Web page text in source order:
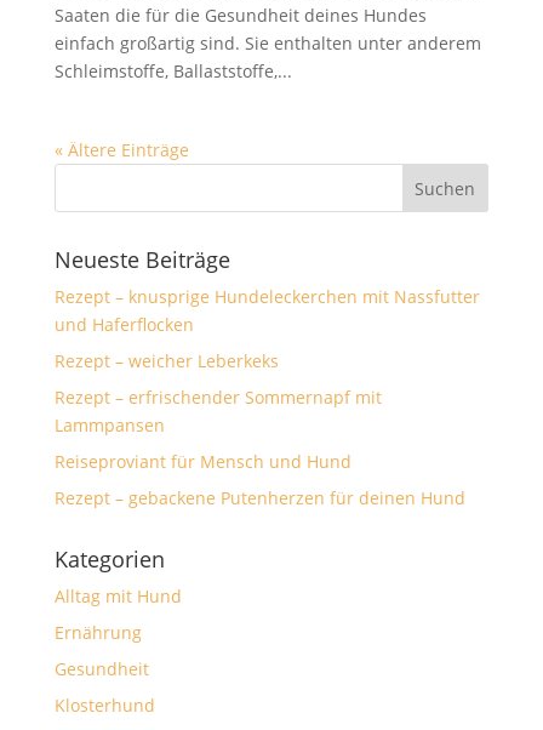
Saaten die für die Gesundheit deines Hundes
einfach großartig sind. Sie enthalten unter anderem
Schleimstoffe, Ballaststoffe,...
« Ältere Einträge
Neueste Beiträge
Rezept – knusprige Hundeleckerchen mit Nassfutter
und Haferflocken
Rezept – weicher Leberkeks
Rezept – erfrischender Sommernapf mit
Lammpansen
Reiseproviant für Mensch und Hund
Rezept – gebackene Putenherzen für deinen Hund
Kategorien
Alltag mit Hund
Ernährung
Gesundheit
Klosterhund